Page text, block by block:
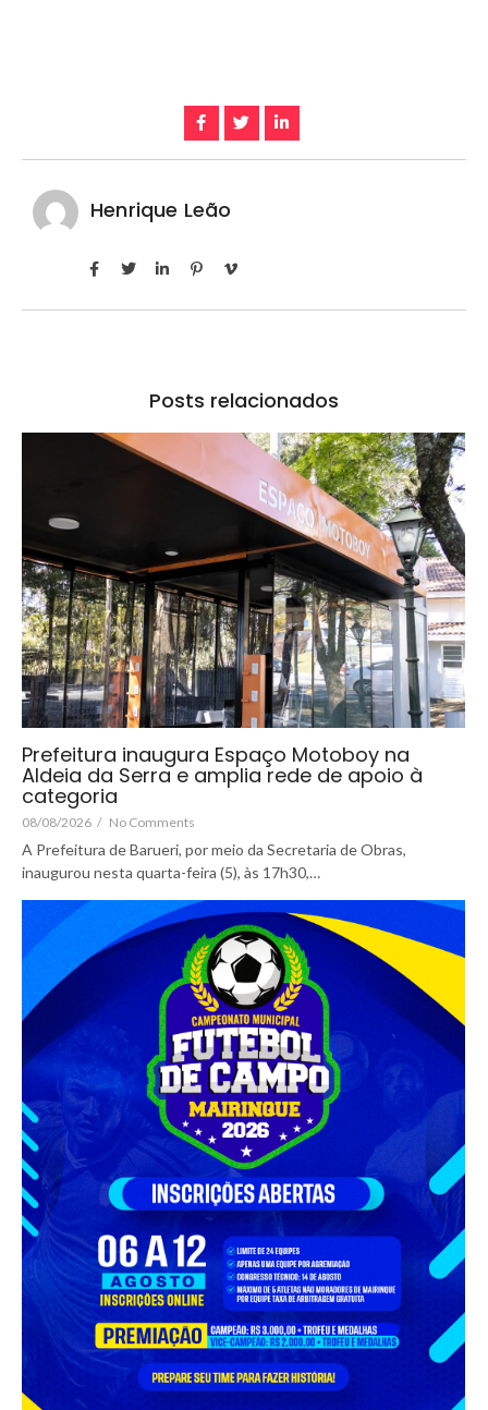
Henrique Leão
Posts relacionados
Prefeitura inaugura Espaço Motoboy na
Aldeia da Serra e amplia rede de apoio à
categoria
08/08/2026 / No Comments
A Prefeitura de Barueri, por meio da Secretaria de Obras,
inaugurou nesta quarta-feira (5), às 17h30,…